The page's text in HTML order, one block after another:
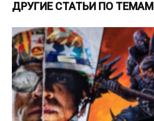
ДРУГИЕ СТАТЬИ ПО ТЕМАМ